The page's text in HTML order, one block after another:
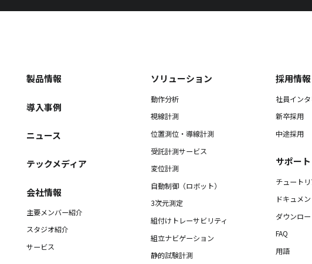
製品情報
導入事例
ニュース
テックメディア
会社情報
主要メンバー紹介
スタジオ紹介
サービス
ソリューション
動作分析
視線計測
位置測位・導線計測
受託計測サービス
変位計測
自動制御（ロボット）
3次元測定
組付けトレーサビリティ
組立ナビゲーション
静的試験計測
採用情報
社員イン
新卒採用
中途採用
サポート
チュート
ドキュメ
ダウンロ
FAQ
用語